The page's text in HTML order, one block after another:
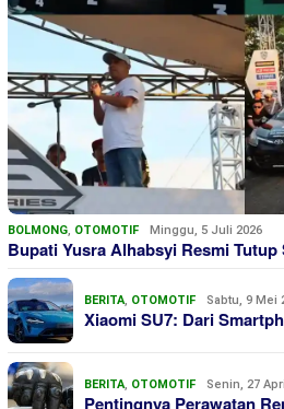
BOLMONG, OTOMOTIF Minggu, 5 Juli 2026
Bupati Yusra Alhabsyi Resmi
BERITA, OTOMOTIF Sabtu, 9 Mei
Xiaomi SU7: Dari
BERITA, OTOMOTIF Senin, 27
Pentingnya Perawatan